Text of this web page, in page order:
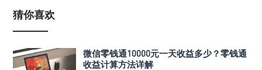
猜你喜欢
微信零钱通10000元一天收益多少？零钱通
收益计算方法详解